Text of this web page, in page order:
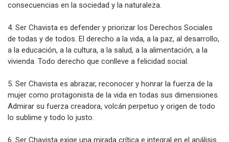
consecuencias en la sociedad y la naturaleza.
4. Ser Chavista es defender y priorizar los Derechos Sociales
de todas y de todos. El derecho a la vida, a la paz, al desarrollo,
a la educación, a la cultura, a la salud, a la alimentación, a la
vivienda. Todo derecho que conlleve a felicidad social.
5. Ser Chavista es abrazar, reconocer y honrar la fuerza de la
mujer como protagonista de la vida en todas sus dimensiones.
Admirar su fuerza creadora, volcán perpetuo y origen de todo
lo sublime y todo lo justo.
6. Ser Chavista exige una mirada crítica e integral en el análisis